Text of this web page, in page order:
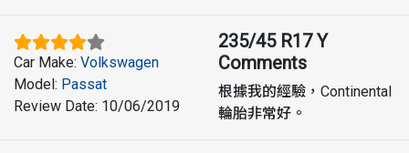
Car Make: Volkswagen
Model: Passat
Review Date: 10/06/2019
235/45 R17 Y
Comments
根據我的經驗，Continental
輪胎非常好。